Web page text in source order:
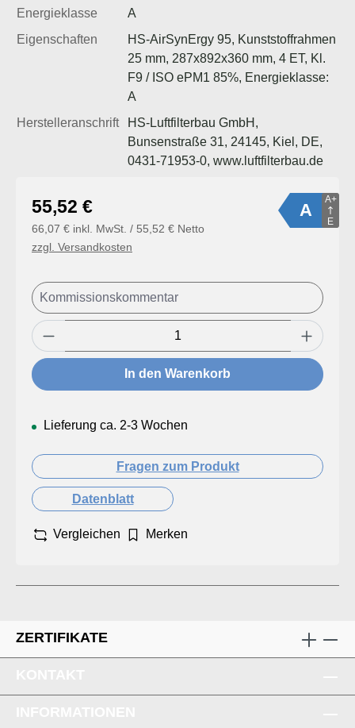
Energieklasse
A
Eigenschaften
HS-AirSynErgy 95, Kunststoffrahmen
25 mm, 287x892x360 mm, 4 ET, Kl.
F9 / ISO ePM1 85%, Energieklasse:
A
Herstelleranschrift
HS-Luftfilterbau GmbH,
Bunsenstraße 31, 24145, Kiel, DE,
0431-71953-0, www.luftfilterbau.de
Regulärer Preis:
55,52 €
66,07 € inkl. MwSt. / 55,52 € Netto
zzgl. Versandkosten
Produkt Anzahl: Gib den gewünschten
In den Warenkorb
Lieferung ca. 2-3 Wochen
A
A+
E
Fragen zum Produkt
Datenblatt
Vergleichen Merken
ZERTIFIKATE